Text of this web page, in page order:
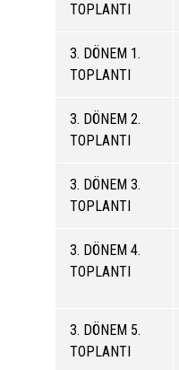
TOPLANTI
3. DÖNEM 1.
TOPLANTI
3. DÖNEM 2.
TOPLANTI
3. DÖNEM 3.
TOPLANTI
3. DÖNEM 4.
TOPLANTI
3. DÖNEM 5.
TOPLANTI